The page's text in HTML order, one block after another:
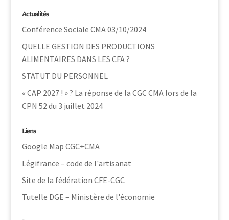
Actualités
Conférence Sociale CMA 03/10/2024
QUELLE GESTION DES PRODUCTIONS
ALIMENTAIRES DANS LES CFA ?
STATUT DU PERSONNEL
« CAP 2027 ! » ? La réponse de la CGC CMA lors de la
CPN 52 du 3 juillet 2024
Liens
Google Map CGC+CMA
Légifrance – code de l'artisanat
Site de la fédération CFE-CGC
Tutelle DGE – Ministère de l'économie